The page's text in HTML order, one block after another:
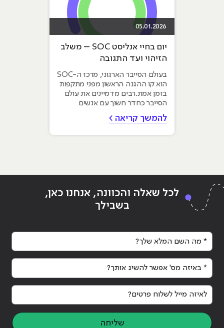
05.01.2026
יום בחיי אנליסט SOC – משלב
הזיהוי ועד התגובה
בעולם הסייבר הארגוני, מרכז ה-SOC
הוא קו ההגנה הראשון מפני מתקפות
בזמן אמת.רבים מדמיינים את עולם
הסייבר כחדר חשוך עם אנשים
בקפוצ'ונים שמקלידים...
להמשך קריאה >
לכל שאלה והכוונה, אנחנו כאן,
בשבילך
* מה השם המלא שלך?
* באיזה מס' אפשר להשיג אותך?
לאיזה מייל לשלוח פרטים?
שליחה